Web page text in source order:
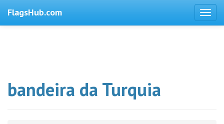
FlagsHub.com
bandeira da Turquia